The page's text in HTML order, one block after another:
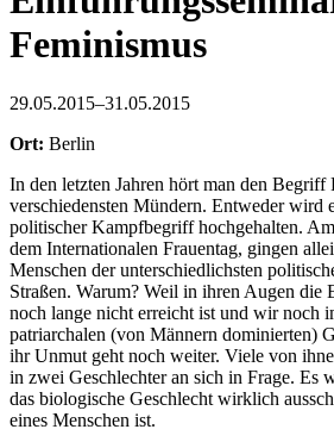
Feminismus
29.05.2015–31.05.2015
Ort: Berlin
In den letzten Jahren hört man den Begriff
verschiedensten Mündern. Entweder wird
politischer Kampfbegriff hochgehalten.
dem Internationalen Frauentag, gingen
Menschen der unterschiedlichsten
Straßen. Warum? Weil in ihren Augen die
noch lange nicht erreicht ist und wir noch
patriarchalen (von Männern dominierten)
ihr Unmut geht noch weiter. Viele von
in zwei Geschlechter an sich in Frage. Es
das biologische Geschlecht wirklich
eines Menschen ist.